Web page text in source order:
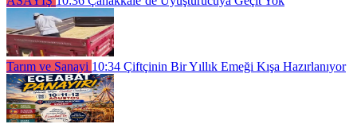
Tarım ve Sanayi 10:34 Çiftçinin Bir Yıllık Emeği Kışa Hazırlanıyor